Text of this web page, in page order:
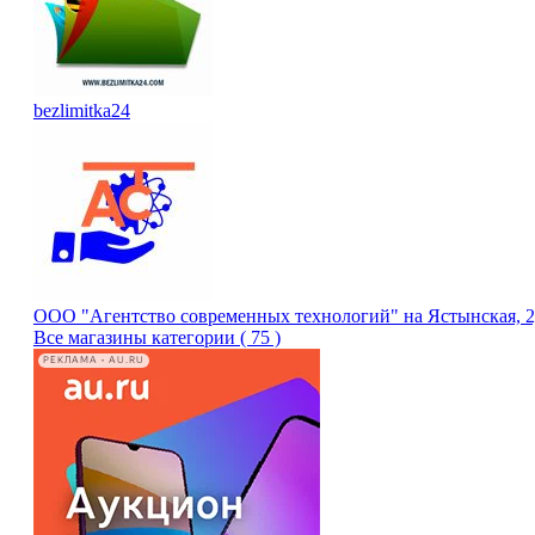
bezlimitka24
ООО "Агентство современных технологий" на Ястынская,
Все магазины категории ( 75 )
РЕКЛАМА • AU.RU